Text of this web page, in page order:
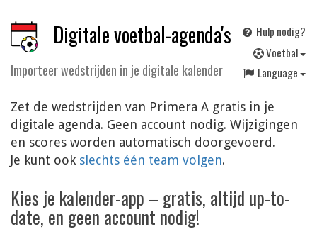
Digitale voetbal-agenda's
Importeer wedstrijden in je digitale kalender
Hulp nodig?
Voetbal
Language
Zet de wedstrijden van Primera A gratis in je
digitale agenda. Geen account nodig. Wijzigingen
en scores worden automatisch doorgevoerd.
Je kunt ook slechts één team volgen.
Kies je kalender-app – gratis, altijd up-to-
date, en geen account nodig!